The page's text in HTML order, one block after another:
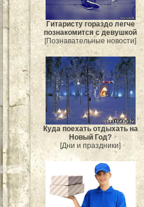
Гитаристу гораздо легче
познакомится с девушкой
[Познавательные новости]
Куда поехать отдыхать на
Новый Год?
[Дни и праздники]